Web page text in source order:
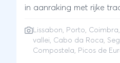
in aanraking met rijke
Bewonder de rijke
Tomar en Coimbra,
Lissabon Porto Coimbra
vallei, Cabo da Roca,
Compostela, Picos de